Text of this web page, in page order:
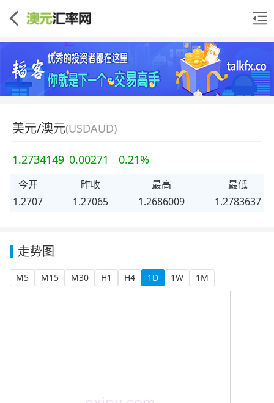
美元/澳元(USDAUD)
1.2734149 0.00271 0.21%
今开
1.2707
昨收
1.27065
最高
1.2686009
最低
1.2783637
走势图
M5 M15 M30 H1 H4 1D 1W 1M